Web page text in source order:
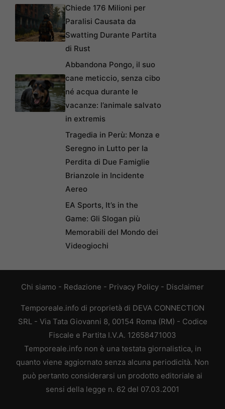
Chiede 176 Milioni per
Paralisi Causata da
Swatting Durante Partita
di Rust
Abbandona Pongo, il suo
cane meticcio, senza cibo
né acqua durante le
vacanze: l’animale salvato
in extremis
Tragedia in Perù: Monza e
Seregno in Lutto per la
Perdita di Due Famiglie
Brianzole in Incidente
Aereo
EA Sports, It’s in the
Game: Gli Slogan più
Memorabili del Mondo dei
Videogiochi
Chi siamo - Redazione - Privacy Policy - Disclaimer
Temporeale.info di proprietà di DEVA CONNECTION
SRL - Via Tata Giovanni 8, 00154 Roma (RM) - Codice
Fiscale e Partita I.V.A. 12658471003
Temporeale.info non è una testata giornalistica, in
quanto viene aggiornato senza alcuna periodicità. Non
può pertanto considerarsi un prodotto editoriale ai
sensi della legge n. 62 del 07.03.2001